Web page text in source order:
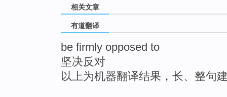
相关文章
有道翻译
be firmly opposed to
坚决反对
以上为机器翻译结果，长、整句